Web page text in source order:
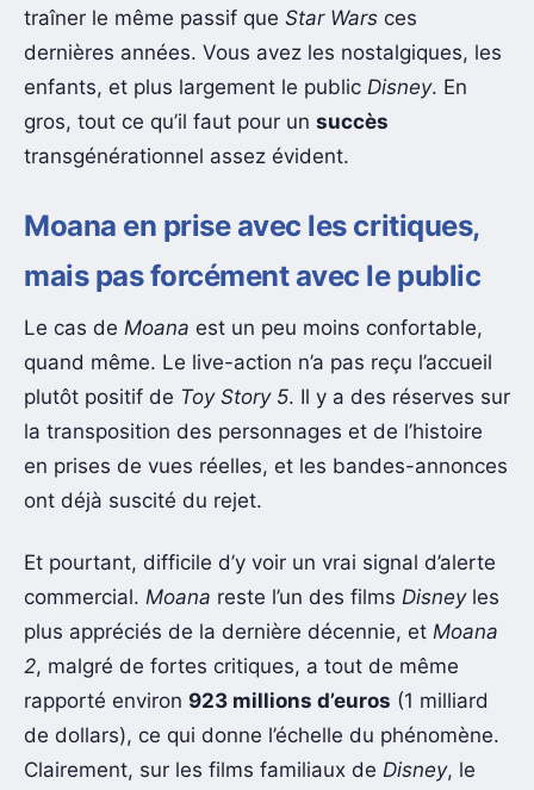
traîner le même passif que Star Wars ces
dernières années. Vous avez les nostalgiques, les
enfants, et plus largement le public Disney. En
gros, tout ce qu’il faut pour un succès
transgénérationnel assez évident.
Moana en prise avec les critiques,
mais pas forcément avec le public
Le cas de Moana est un peu moins confortable,
quand même. Le live-action n’a pas reçu l’accueil
plutôt positif de Toy Story 5. Il y a des réserves sur
la transposition des personnages et de l’histoire
en prises de vues réelles, et les bandes-annonces
ont déjà suscité du rejet.
Et pourtant, difficile d’y voir un vrai signal d’alerte
commercial. Moana reste l’un des films Disneyles
plus appréciés de la dernière décennie, et Moana
2, malgré de fortes critiques, a tout de même
rapporté environ 923 millions d’euros (1 milliard
de dollars), ce qui donne l’échelle du phénomène.
Clairement, sur les films familiaux de Disney, le